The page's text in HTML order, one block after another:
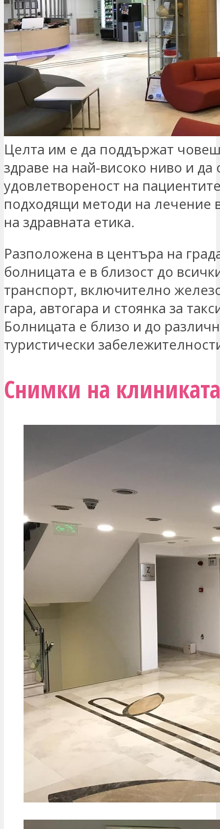
Целта им е да поддържат
здраве на най-високо ниво и да
удовлетвореност на
подходящи методи на лечение
на здравната етика.
Разположена в центъра на
болницата е в близост до
транспорт, включително
гара, автогара и стоянка за
Болницата е близо и до
туристически
Снимки на клиниката